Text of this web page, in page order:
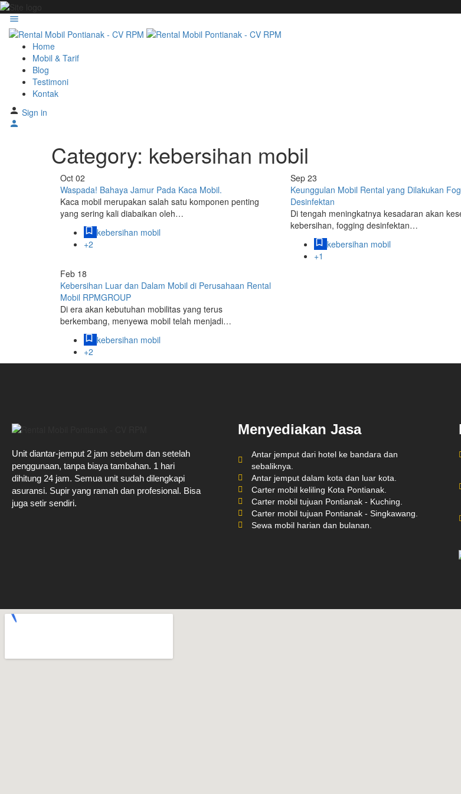
Home
Mobil & Tarif
Blog
Testimoni
Kontak
Sign in
Category: kebersihan mobil
Oct 02
Waspada! Bahaya Jamur Pada Kaca Mobil.
Kaca mobil merupakan salah satu komponen penting
yang sering kali diabaikan oleh…
kebersihan mobil
+2
Sep 23
Keunggulan Mobil Rental yang Dilakukan
Desinfektan
Di tengah meningkatnya kesadaran akan
kebersihan, fogging desinfektan…
kebersihan mobil
+1
Feb 18
Kebersihan Luar dan Dalam Mobil di Perusahaan Rental
Mobil RPMGROUP
Di era akan kebutuhan mobilitas yang terus
berkembang, menyewa mobil telah menjadi…
kebersihan mobil
+2
Unit diantar-jemput 2 jam sebelum dan setelah
penggunaan, tanpa biaya tambahan. 1 hari
dihitung 24 jam. Semua unit sudah dilengkapi
asuransi. Supir yang ramah dan profesional. Bisa
juga setir sendiri.
Menyediakan Jasa
Antar jemput dari hotel ke bandara dan
sebaliknya.
Antar jemput dalam kota dan luar kota.
Carter mobil keliling Kota Pontianak.
Carter mobil tujuan Pontianak - Kuching.
Carter mobil tujuan Pontianak - Singkawang.
Sewa mobil harian dan bulanan.